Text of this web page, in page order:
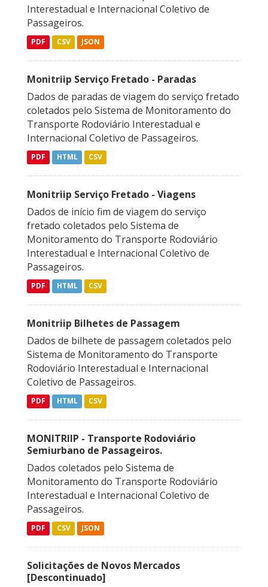
Interestadual e Internacional Coletivo de
Passageiros.
PDF CSV JSON
Monitriip Serviço Fretado - Paradas
Dados de paradas de viagem do serviço fretado
coletados pelo Sistema de Monitoramento do
Transporte Rodoviário Interestadual e
Internacional Coletivo de Passageiros.
PDF HTML CSV
Monitriip Serviço Fretado - Viagens
Dados de início fim de viagem do serviço
fretado coletados pelo Sistema de
Monitoramento do Transporte Rodoviário
Interestadual e Internacional Coletivo de
Passageiros.
PDF HTML CSV
Monitriip Bilhetes de Passagem
Dados de bilhete de passagem coletados pelo
Sistema de Monitoramento do Transporte
Rodoviário Interestadual e Internacional
Coletivo de Passageiros.
PDF HTML CSV
MONITRIIP - Transporte Rodoviário
Semiurbano de Passageiros.
Dados coletados pelo Sistema de
Monitoramento do Transporte Rodoviário
Interestadual e Internacional Coletivo de
Passageiros.
PDF CSV JSON
Solicitações de Novos Mercados
[Descontinuado]